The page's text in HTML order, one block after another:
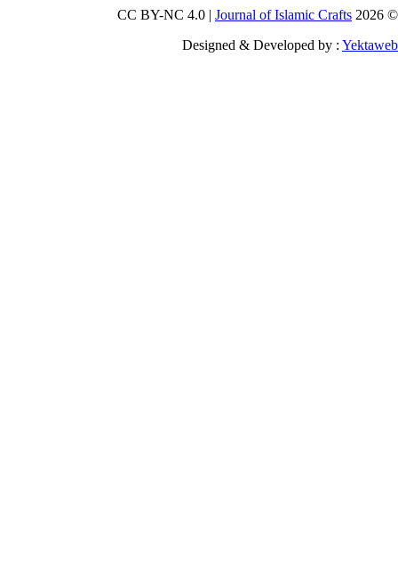
Journal of Islamic
Designed & Developed by :